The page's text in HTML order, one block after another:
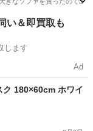
い＆即買取も
します
Ad
ク 180×60cm ホワイ